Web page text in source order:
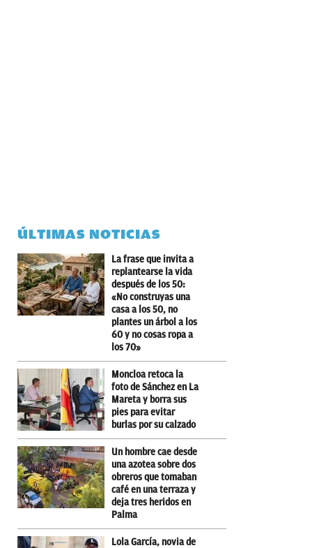
ÚLTIMAS NOTICIAS
La frase que invita a
replantearse la vida
después de los 50:
«No construyas una
casa a los 50, no
plantes un árbol a los
60 y no cosas ropa a
los 70»
Moncloa retoca la
foto de Sánchez en La
Mareta y borra sus
pies para evitar
burlas por su calzado
Un hombre cae desde
una azotea sobre dos
obreros que tomaban
café en una terraza y
deja tres heridos en
Palma
Lola García, novia de